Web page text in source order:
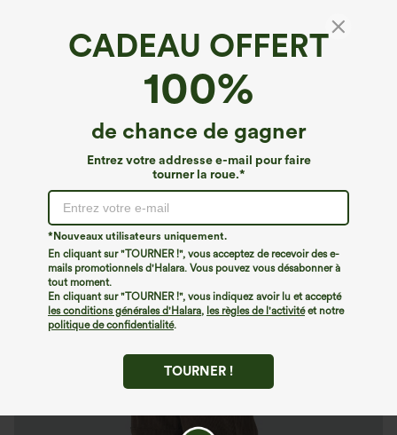
CADEAU OFFERT
100%
de chance de gagner
Entrez votre addresse e-mail pour faire
tourner la roue.*
*Nouveaux utilisateurs uniquement.
En cliquant sur "TOURNER !", vous acceptez de recevoir des e-
mails promotionnels d'Halara. Vous pouvez vous désabonner à
tout moment.
En cliquant sur "TOURNER !", vous indiquez avoir lu et accepté
les conditions générales d'Halara, les règles de l'activitéet notre
politique de confidentialité.
TOURNER !
Pantalon décontracté en velours côtelé, taille
€35,95 EUR